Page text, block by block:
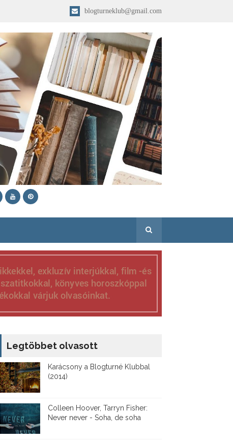
blogturneklub@gmail.com
Legtöbbet olvasott
Karácsony a Blogturné Klubbal
(2014)
Colleen Hoover, Tarryn Fisher:
Never never - Soha, de soha